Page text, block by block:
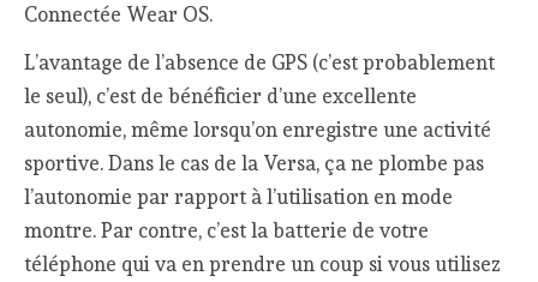
Connectée Wear OS.
L’avantage de l’absence de GPS (c’est probablement
le seul), c’est de bénéficier d’une excellente
autonomie, même lorsqu’on enregistre une activité
sportive. Dans le cas de la Versa, ça ne plombe pas
l’autonomie par rapport à l’utilisation en mode
montre. Par contre, c’est la batterie de votre
téléphone qui va en prendre un coup si vous utilisez